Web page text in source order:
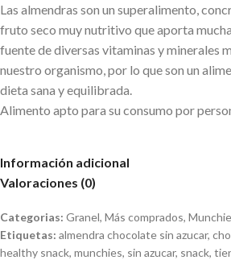
Las almendras son un superalimento,
fruto seco muy nutritivo que aporta
fuente de diversas vitaminas y minerales
nuestro organismo, por lo que son un
dieta sana y equilibrada.
Alimento apto para su consumo por
Información adicional
Valoraciones (0)
Categorias: Granel, Más comprados,
Etiquetas: almendra chocolate sin azucar,
healthy snack, munchies, sin azucar, snack,